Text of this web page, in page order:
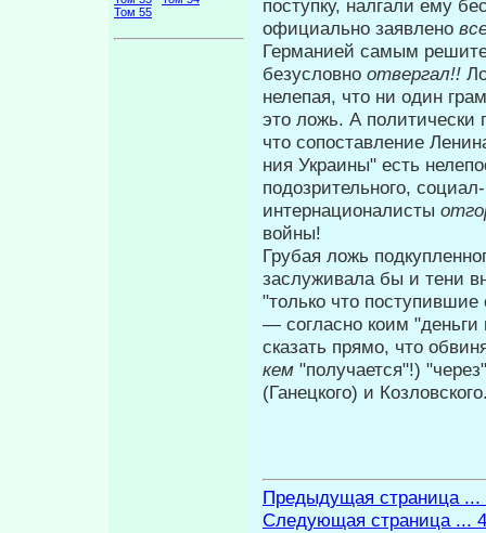
Том 55
поступку, налгали ему
официально заяв­лено
Германией самым
безусловно отвергал!!
нелепая, что ни один
это ложь. А политически
что сопоставление
ния Украины" есть
подозри­тельного,
интернационалисты
войны!
Грубая ложь
заслу­живала бы и тени
"только что поступившие
— согласно коим
сказать прямо, что
кем "получается"!)
(Ганецкого) и
Предыдущая страница ...
Следующая страница ...